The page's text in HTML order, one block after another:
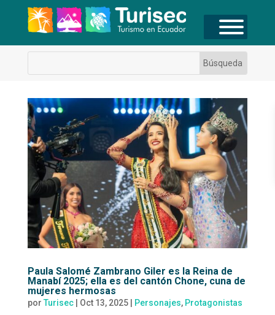
Paula Salomé Zambrano Giler es la Reina de
Manabí 2025; ella es del cantón Chone, cuna de
mujeres hermosas
por Turisec| Oct 13, 2025| Personajes, Protagonistas